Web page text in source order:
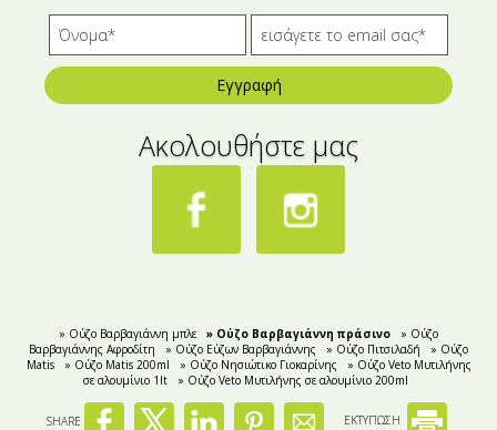
Εγγραφή
Ακολουθήστε μας
» Ούζο Βαρβαγιάννη μπλε » Ούζο Βαρβαγιάννη πράσινο
» Ούζο
Βαρβαγιάννης Αφροδίτη
» Ούζο Εύζων Bαρβαγιάννης » Ούζο Πιτσιλαδή
» Oύζο
Matis
» Ούζο Matis 200ml » Ούζο Νησιώτικο Γιοκαρίνης
» Ούζο Veto Μυτιλήνης
σε αλουμίνιο 1lt
» Oύζο Veto Μυτιλήνης σε αλουμίνιο 200ml
SHARE ΕΚΤΥΠΩΣΗ